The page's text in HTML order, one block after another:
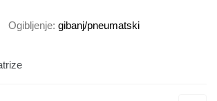
Ogibljenje gibanj/pneumatski